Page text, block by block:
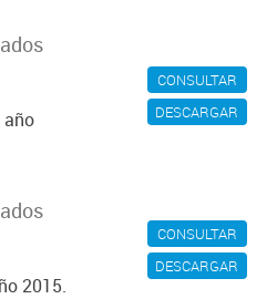
CONSULTAR
DESCARGAR
año
CONSULTAR
DESCARGAR
2015.